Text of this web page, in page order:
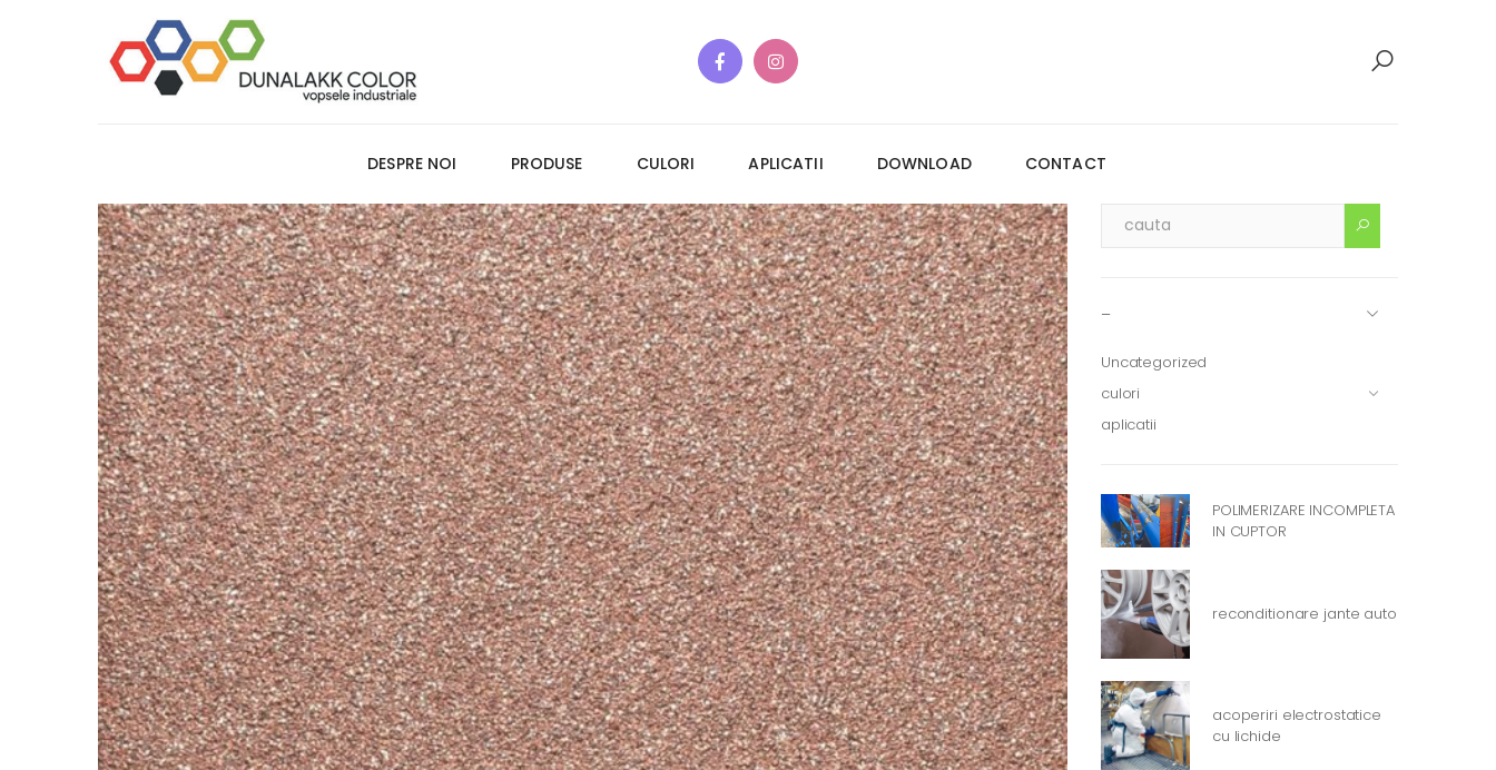
DESPRE NOI PRODUSE CULORI APLICATII DOWNLOAD CONTACT
–
Uncategorized
culori
aplicatii
POLIMERIZARE INCOMPLETA
IN CUPTOR
reconditionare jante auto
acoperiri electrostatice
cu lichide